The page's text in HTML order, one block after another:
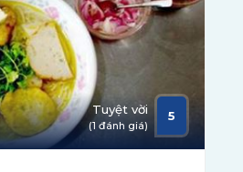
Tuyệt vời
(1 đánh giá)
5